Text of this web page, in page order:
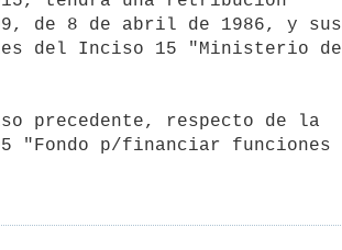
de 8 de abril de 1986, y sus
del Inciso 15 "Ministerio de
"Fondo p/financiar funciones